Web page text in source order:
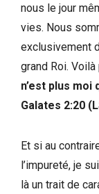
nous le jour
vies. Nous
exclusivement
grand Roi.
n’est plus moi
Galates 2:20
Et si au
l’impureté, je
là un trait de